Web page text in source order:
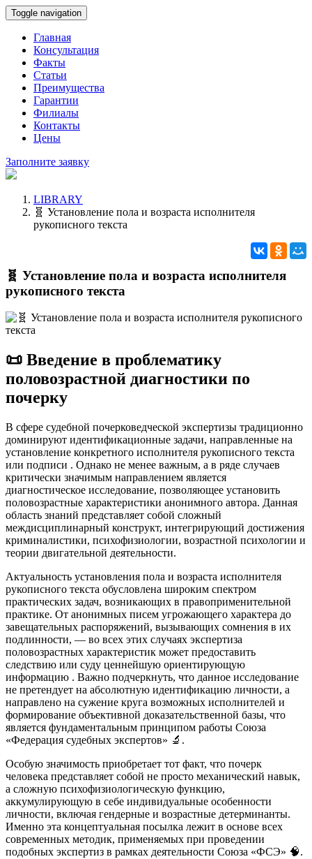
Toggle navigation
Главная
Консультация
Факты
Статьи
Преимущества
Гарантии
Филиалы
Контакты
Цены
Заполните заявку
LIBRARY
🧬 Установление пола и возраста исполнителя
рукописного текста
🧬 Установление пола и возраста исполнителя
рукописного текста
📜 Введение в проблематику
половозрастной диагностики по
почерку
В сфере судебной почерковедческой экспертизы традиционно
доминируют идентификационные задачи, направленные на
установление конкретного исполнителя рукописного текста
или подписи . Однако не менее важным, а в ряде случаев
критически значимым направлением является
диагностическое исследование, позволяющее установить
половозрастные характеристики анонимного автора. Данная
область знаний представляет собой сложный
междисциплинарный конструкт, интегрирующий достижения
криминалистики, психофизиологии, возрастной психологии и
теории двигательной деятельности.
Актуальность установления пола и возраста исполнителя
рукописного текста обусловлена широким спектром
практических задач, возникающих в правоприменительной
практике. От анонимных писем угрожающего характера до
завещательных распоряжений, вызывающих сомнения в их
подлинности, — во всех этих случаях экспертиза
половозрастных характеристик может предоставить
следствию или суду ценнейшую ориентирующую
информацию . Важно подчеркнуть, что данное исследование
не претендует на абсолютную идентификацию личности, а
направлено на сужение круга возможных исполнителей и
формирование объективной доказательственной базы, что
является фундаментальным принципом работы Союза
«Федерация судебных экспертов» 🔬.
Особую значимость приобретает тот факт, что почерк
человека представляет собой не просто механический навык,
а сложную психофизиологическую функцию,
аккумулирующую в себе индивидуальные особенности
личности, включая гендерные и возрастные детерминанты.
Именно эта концептуальная посылка лежит в основе всех
современных методик, применяемых при проведении
подобных экспертиз в рамках деятельности Союза «ФСЭ» 🧠.